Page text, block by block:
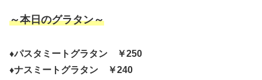
～本日のグラタン～
♦パスタミートグラタン ￥250
♦ナスミートグラタン ￥240